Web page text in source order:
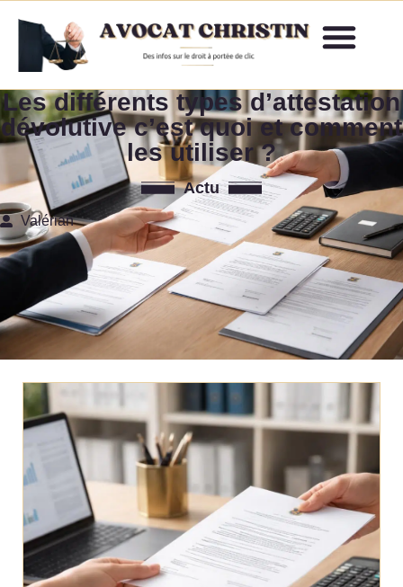
Les différents types d’attestation
dévolutive c’est quoi et comment
les utiliser ?
Actu
Valérian